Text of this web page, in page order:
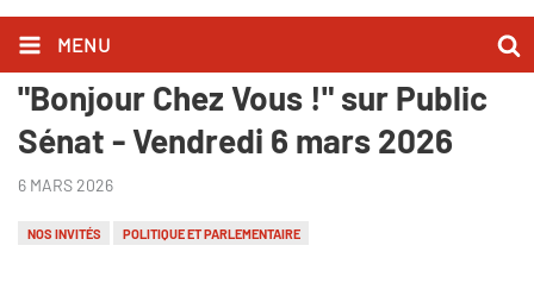
MENU
Emmanuel Grégoire l'a dit dans
"Bonjour Chez Vous !" sur Public
Sénat - Vendredi 6 mars 2026
6 MARS 2026
NOS INVITÉS POLITIQUE ET PARLEMENTAIRE